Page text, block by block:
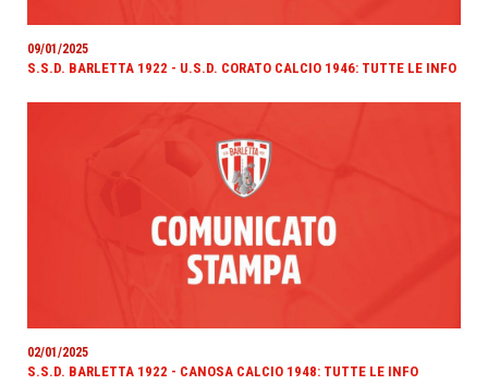
09/01/2025
S.S.D. BARLETTA 1922 - U.S.D. CORATO CALCIO 1946: TUTTE LE INFO
02/01/2025
S.S.D. BARLETTA 1922 - CANOSA CALCIO 1948: TUTTE LE INFO